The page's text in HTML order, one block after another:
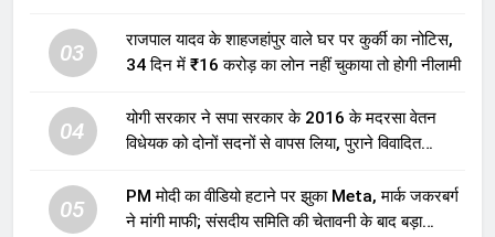
03
राजपाल यादव के शाहजहांपुर वाले घर पर कुर्की का नोटिस,
34 दिन में ₹16 करोड़ का लोन नहीं चुकाया तो होगी नीलामी
04
योगी सरकार ने सपा सरकार के 2016 के मदरसा वेतन
विधेयक को दोनों सदनों से वापस लिया, पुराने विवादित
05
PM मोदी का वीडियो हटाने पर झुका Meta, मार्क जकरबर्ग
ने मांगी माफी; संसदीय समिति की चेतावनी के बाद बड़ा